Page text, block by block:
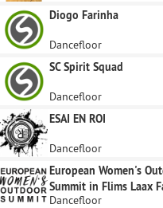
Diogo Farinha
Dancefloor
SC Spirit Squad
Dancefloor
ESAI EN ROI
Dancefloor
European Women's
Summit in Flims Laax
Dancefloor